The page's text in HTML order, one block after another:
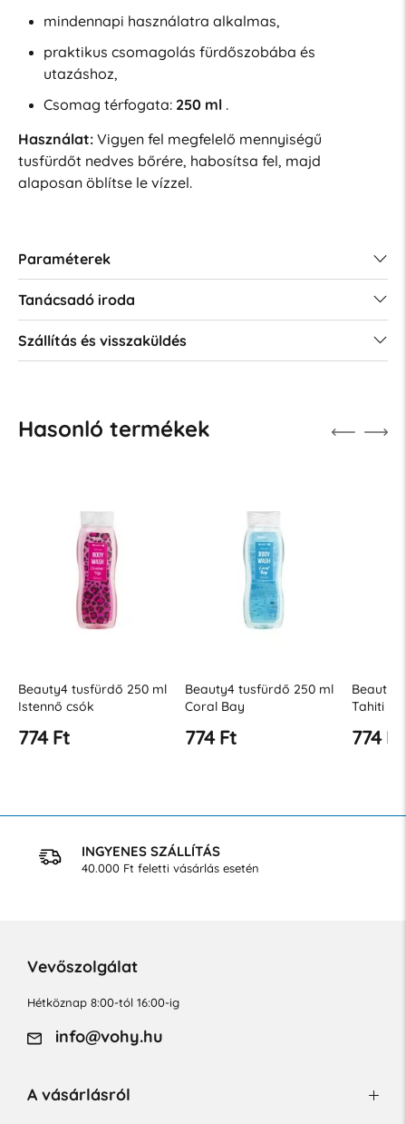
mindennapi használatra alkalmas,
praktikus csomagolás fürdőszobába és
utazáshoz,
Csomag térfogata: 250 ml.
Használat:Vigyen fel megfelelő mennyiségű
tusfürdőt nedves bőrére, habosítsa fel, majd
alaposan öblítse le vízzel.
Paraméterek
Tanácsadó iroda
Szállítás és visszaküldés
Hasonló termékek
Beauty4 tusfürdő 250 ml
Coral Bay
774 Ft
Beauty4 tusfürdő 250 ml
Tahiti álom
774 Ft
Edens
774
INGYENES SZÁLLÍTÁS
40.000 Ft feletti vásárlás esetén
Vevőszolgálat
Hétköznap 8:00-tól 16:00-ig
info@vohy.hu
A vásárlásról